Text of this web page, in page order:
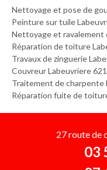
Nettoyage et pose de
Peinture sur tuile
Nettoyage et ravalement
Réparation de toiture
Travaux de zinguerie
Couvreur Labeuvriere
Traitement de charpente
Réparation fuite de
27 route de
03